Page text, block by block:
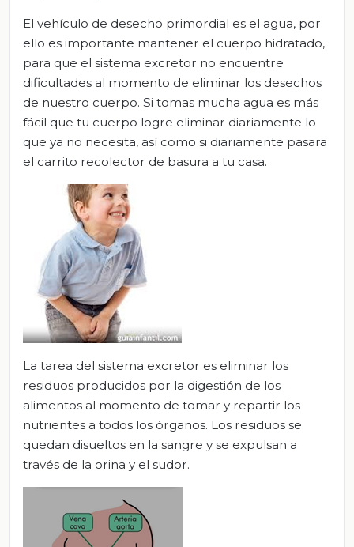
El vehículo de desecho primordial es el agua, por
ello es importante mantener el cuerpo hidratado,
para que el sistema excretor no encuentre
dificultades al momento de eliminar los desechos
de nuestro cuerpo. Si tomas mucha agua es más
fácil que tu cuerpo logre eliminar diariamente lo
que ya no necesita, así como si diariamente pasara
el carrito recolector de basura a tu casa.
La tarea del sistema excretor es eliminar los
residuos producidos por la digestión de los
alimentos al momento de tomar y repartir los
nutrientes a todos los órganos. Los residuos se
quedan disueltos en la sangre y se expulsan a
través de la orina y el sudor.